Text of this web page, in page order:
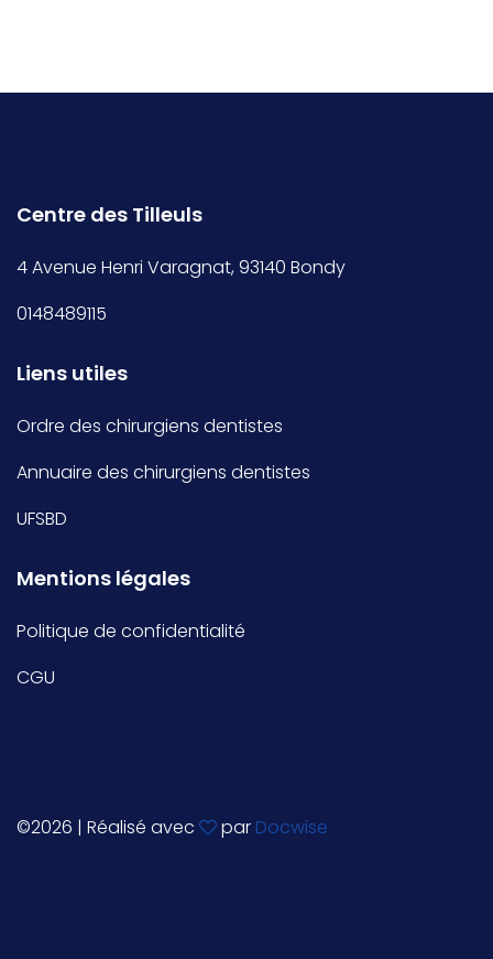
Centre des Tilleuls
4 Avenue Henri Varagnat, 93140 Bondy
0148489115
Liens utiles
Ordre des chirurgiens dentistes
Annuaire des chirurgiens dentistes
UFSBD
Mentions légales
Politique de confidentialité
CGU
©2026 | Réalisé avec par Docwise